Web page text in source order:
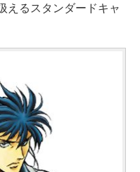
えるスタンダードキャ